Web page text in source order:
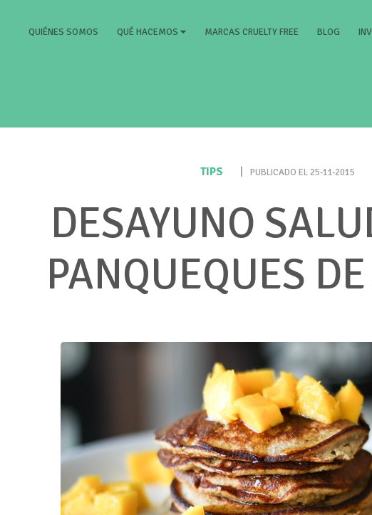
QUIÉNES SOMOS (CURRENT)
QUÉ HACEMOS MARCAS CRUELTY FREE BLOG
TIPS PUBLICADO EL 25-11-2015
DESAYUNO
PANQUEQUES